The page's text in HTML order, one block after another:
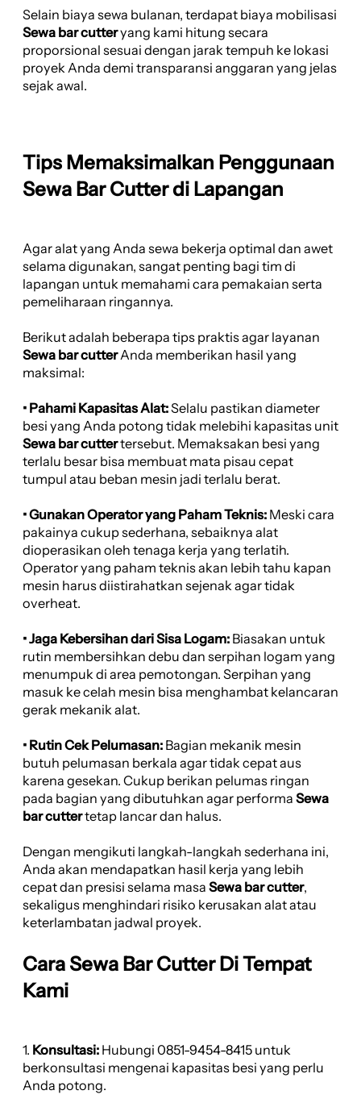
Selain biaya sewa bulanan, terdapat biaya mobilisasi
Sewa bar cutteryang kami hitung secara
proporsional sesuai dengan jarak tempuh ke lokasi
proyek Anda demi transparansi anggaran yang jelas
sejak awal.
Tips Memaksimalkan Penggunaan
Sewa Bar Cutter di Lapangan
Agar alat yang Anda sewa bekerja optimal dan awet
selama digunakan, sangat penting bagi tim di
lapangan untuk memahami cara pemakaian serta
pemeliharaan ringannya.
Berikut adalah beberapa tips praktis agar layanan
Sewa bar cutterAnda memberikan hasil yang
maksimal:
• Pahami Kapasitas Alat:Selalu pastikan diameter
besi yang Anda potong tidak melebihi kapasitas unit
Sewa bar cuttertersebut. Memaksakan besi yang
terlalu besar bisa membuat mata pisau cepat
tumpul atau beban mesin jadi terlalu berat.
• Gunakan Operator yang Paham Teknis: Meski cara
pakainya cukup sederhana, sebaiknya alat
dioperasikan oleh tenaga kerja yang terlatih.
Operator yang paham teknis akan lebih tahu kapan
mesin harus diistirahatkan sejenak agar tidak
overheat.
• Jaga Kebersihan dari Sisa Logam: Biasakan untuk
rutin membersihkan debu dan serpihan logam yang
menumpuk di area pemotongan. Serpihan yang
masuk ke celah mesin bisa menghambat kelancaran
gerak mekanik alat.
• Rutin Cek Pelumasan: Bagian mekanik mesin
butuh pelumasan berkala agar tidak cepat aus
karena gesekan. Cukup berikan pelumas ringan
pada bagian yang dibutuhkan agar performa Sewa
bar cuttertetap lancar dan halus.
Dengan mengikuti langkah-langkah sederhana ini,
Anda akan mendapatkan hasil kerja yang lebih
cepat dan presisi selama masa Sewa bar cutter,
sekaligus menghindari risiko kerusakan alat atau
keterlambatan jadwal proyek.
Cara Sewa Bar Cutter Di Tempat
Kami
1. Konsultasi: Hubungi 0851-9454-8415 untuk
berkonsultasi mengenai kapasitas besi yang perlu
Anda potong.